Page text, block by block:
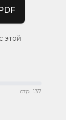
этой
стр. 137